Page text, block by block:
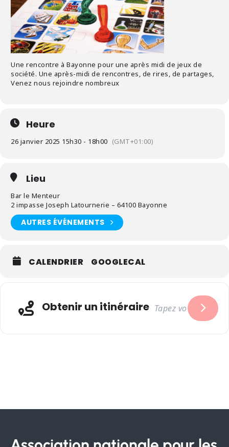
Une rencontre à Bayonne pour une après midi de jeux de
société. Une après-midi de rencontres, de rires, de partages,
Venez nous rejoindre nombreux
Heure
26 janvier 2025 15h30 - 18h00 (GMT+01:00)
Lieu
Bar le Menteur
2 impasse Joseph Latournerie – 64100 Bayonne
AUTRES ÉVÉNEMENTS
CALENDRIER GOOGLECAL
Obtenir un itinéraire